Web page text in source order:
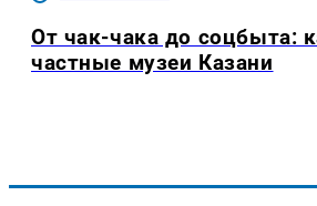
От чак-чака до соцбыта:
частные музеи Казани